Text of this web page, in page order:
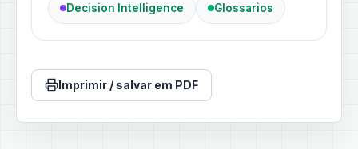
Decision Intelligence Glossarios
Imprimir / salvar em PDF